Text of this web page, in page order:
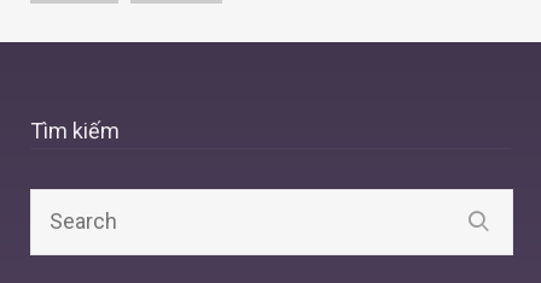
Tìm kiếm